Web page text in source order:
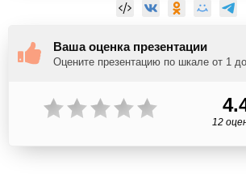
Ваша оценка презентации
Оцените презентацию по шкале от 1
12